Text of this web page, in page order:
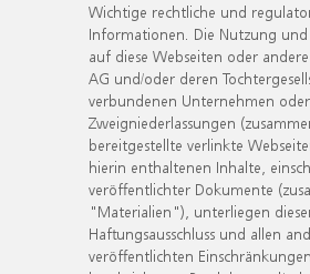
Wichtige rechtliche und
Informationen. Die Nutzung
auf diese Webseiten oder
AG und/oder deren
verbundenen Unternehmen oder
Zweigniederlassungen
bereitgestellte verlinkte
hierin enthaltenen Inhalte,
veröffentlichter Dokumente
"Materialien"), unterliegen
Haftungsausschluss und allen
veröffentlichten